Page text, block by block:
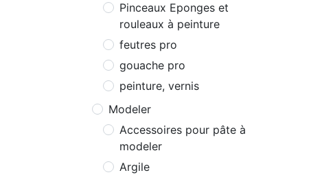
Pinceaux Eponges et
rouleaux à peinture
feutres pro
gouache pro
peinture, vernis
Modeler
Accessoires pour pâte à
modeler
Argile